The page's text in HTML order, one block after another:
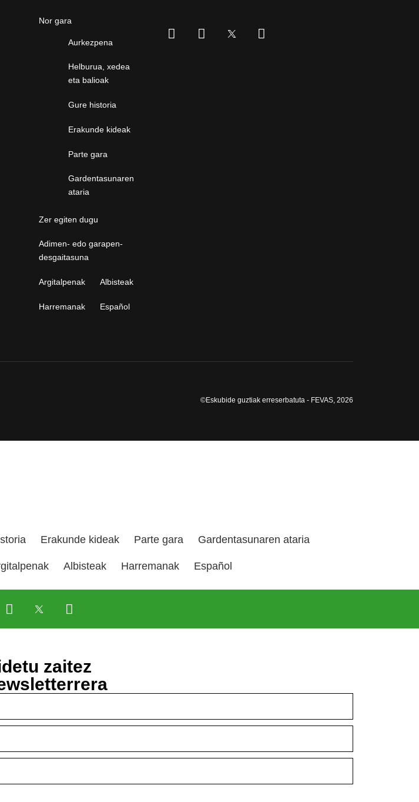
Nor gara
Aurkezpena
Helburua, xedea
eta balioak
Gure historia
Erakunde kideak
Parte gara
Gardentasunaren
ataria
Zer egiten dugu
Adimen- edo garapen-
desgaitasuna
Argitalpenak Albisteak
Harremanak Español
©Eskubide guztiak erreserbatuta - FEVAS, 2026
Erakunde kideak Parte gara Gardentasunaren ataria
Albisteak Harremanak Español
zaitez